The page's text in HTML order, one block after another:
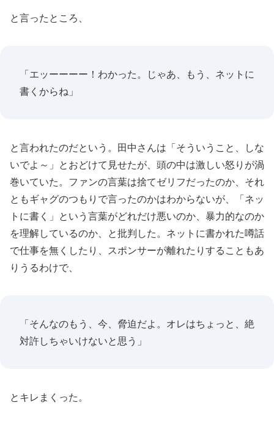
と言ったところ、
「エッーーーー！わかった。じゃあ、もう、ネットに
書くからね」
と言われたのだという。田中さんは「そういうこと、しな
いでよ～」とおどけて見せたが、頭の中は激しい怒りが渦
巻いていた。ファンの言葉は捨てゼリフだったのか、それ
ともギャグのつもりで言ったのかはわからないが、「ネッ
トに書く」という言葉がどれだけ悪いのか、暴力的なのか
を理解しているのか、と批判した。ネットに書かれた噂話
で仕事を無くしたり、スポンサーが離れたりすることもあ
りうるわけで、
「そんなのもう、今、脅迫だよ。オレはちょっと、絶
対許しちゃいけないと思う」
とキレまくった。